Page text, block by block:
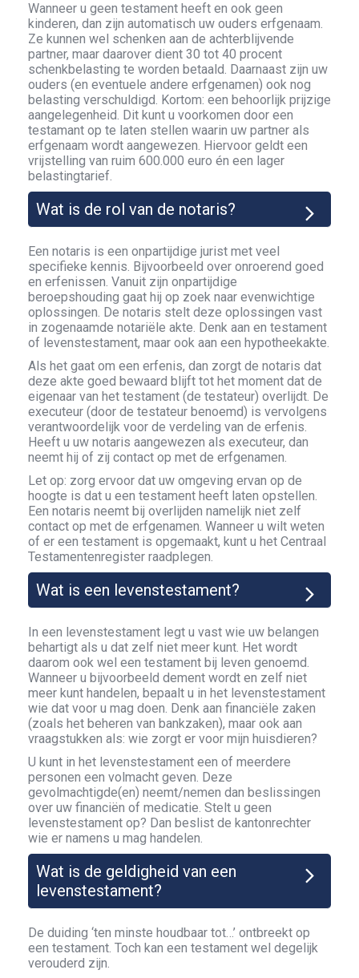
Wanneer u geen testament heeft en ook geen
kinderen, dan zijn automatisch uw ouders erfgenaam.
Ze kunnen wel schenken aan de achterblijvende
partner, maar daarover dient 30 tot 40 procent
schenkbelasting te worden betaald. Daarnaast zijn uw
ouders (en eventuele andere erfgenamen) ook nog
belasting verschuldigd. Kortom: een behoorlijk prijzige
aangelegenheid. Dit kunt u voorkomen door een
testamant op te laten stellen waarin uw partner als
erfgenaam wordt aangewezen. Hiervoor geldt een
vrijstelling van ruim 600.000 euro én een lager
belastingtarief.
Wat is de rol van de notaris?
Een notaris is een onpartijdige jurist met veel
specifieke kennis. Bijvoorbeeld over onroerend goed
en erfenissen. Vanuit zijn onpartijdige
beroepshouding gaat hij op zoek naar evenwichtige
oplossingen. De notaris stelt deze oplossingen vast
in zogenaamde notariële akte. Denk aan en testament
of levenstestament, maar ook aan een hypotheekakte.
Als het gaat om een erfenis, dan zorgt de notaris dat
deze akte goed bewaard blijft tot het moment dat de
eigenaar van het testament (de testateur) overlijdt. De
executeur (door de testateur benoemd) is vervolgens
verantwoordelijk voor de verdeling van de erfenis.
Heeft u uw notaris aangewezen als executeur, dan
neemt hij of zij contact op met de erfgenamen.
Let op: zorg ervoor dat uw omgeving ervan op de
hoogte is dat u een testament heeft laten opstellen.
Een notaris neemt bij overlijden namelijk niet zelf
contact op met de erfgenamen. Wanneer u wilt weten
of er een testament is opgemaakt, kunt u het Centraal
Testamentenregister raadplegen.
Wat is een levenstestament?
In een levenstestament legt u vast wie uw belangen
behartigt als u dat zelf niet meer kunt. Het wordt
daarom ook wel een testament bij leven genoemd.
Wanneer u bijvoorbeeld dement wordt en zelf niet
meer kunt handelen, bepaalt u in het levenstestament
wie dat voor u mag doen. Denk aan financiële zaken
(zoals het beheren van bankzaken), maar ook aan
vraagstukken als: wie zorgt er voor mijn huisdieren?
U kunt in het levenstestament een of meerdere
personen een volmacht geven. Deze
gevolmachtigde(en) neemt/nemen dan beslissingen
over uw financiën of medicatie. Stelt u geen
levenstestament op? Dan beslist de kantonrechter
wie er namens u mag handelen.
Wat is de geldigheid van een
levenstestament?
De duiding ‘ten minste houdbaar tot…’ ontbreekt op
een testament. Toch kan een testament wel degelijk
verouderd zijn.